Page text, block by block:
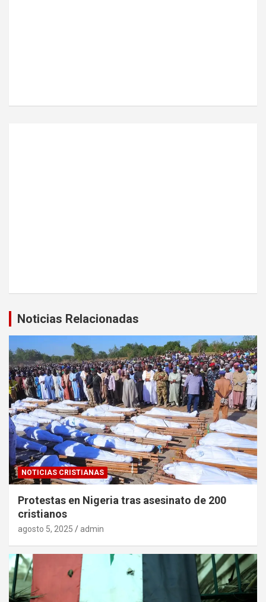
Noticias Relacionadas
NOTICIAS CRISTIANAS
Protestas en Nigeria tras asesinato de 200
cristianos
agosto 5, 2025 admin